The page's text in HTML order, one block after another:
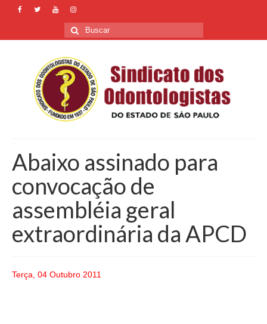
Buscar
por:
Abaixo assinado para
convocação de
assembléia geral
extraordinária da APCD
Terça, 04 Outubro 2011